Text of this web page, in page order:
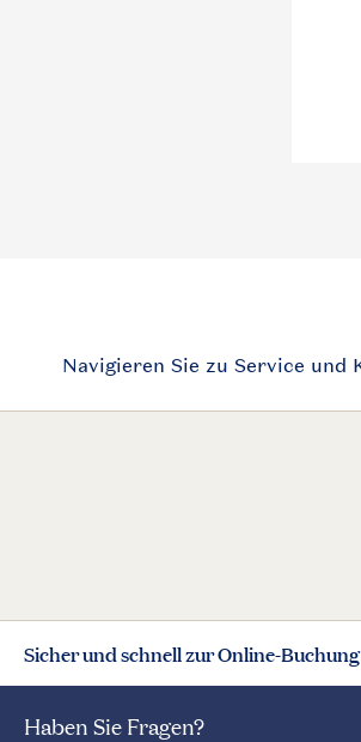
Sicher und schnell zur Online-Buchung
Haben Sie Fragen?